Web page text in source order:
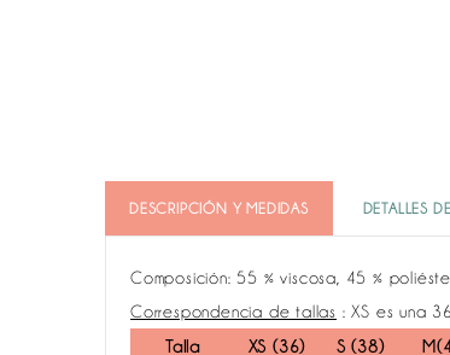
DESCRIPCIÓN Y MEDIDAS DETALLES
Composición: 55 % viscosa, 45 %
Correspondencia de tallas : XS es una
Talla XS (36) S (38)